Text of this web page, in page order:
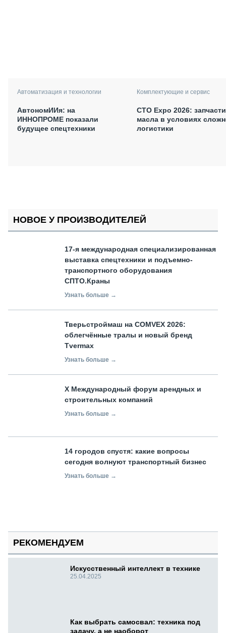
Автоматизация и технологии
АвтономИИя: на
ИННОПРОМЕ показали
будущее спецтехники
Комплектующие и сервис
СТО Expo 2026:
масла в условиях
логистики
НОВОЕ У ПРОИЗВОДИТЕЛЕЙ
17-я международная специализированная
выставка спецтехники и подъемно-
транспортного оборудования
СПТО.Краны
Узнать больше →
Тверьстроймаш на COMVEX 2026:
облегчённые тралы и новый бренд
Tvermax
Узнать больше →
X Международный форум арендных и
строительных компаний
Узнать больше →
14 городов спустя: какие вопросы
сегодня волнуют транспортный бизнес
Узнать больше →
РЕКОМЕНДУЕМ
Искусственный интеллект в технике
25.04.2025
Как выбрать самосвал: техника под
задачу, а не наоборот